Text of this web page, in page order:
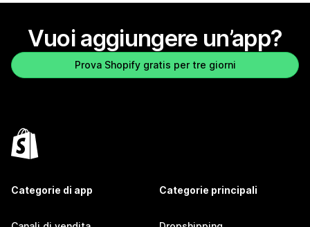
Vuoi aggiungere un’app?
Prova Shopify gratis per tre giorni
Categorie di app Categorie principali